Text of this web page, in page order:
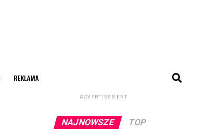
REKLAMA
ADVERTISEMENT
NAJNOWSZE TOP